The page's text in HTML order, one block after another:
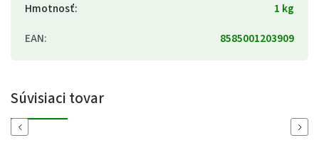
Hmotnosť:
1 kg
EAN: 8585001203909
Súvisiaci tovar
Previous Next